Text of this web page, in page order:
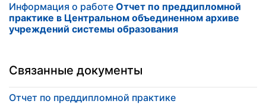
Информация о работе Отчет по преддипломной
практике в Центральном объединенном архиве
учреждений системы образования
Связанные документы
Отчет по преддипломной практике